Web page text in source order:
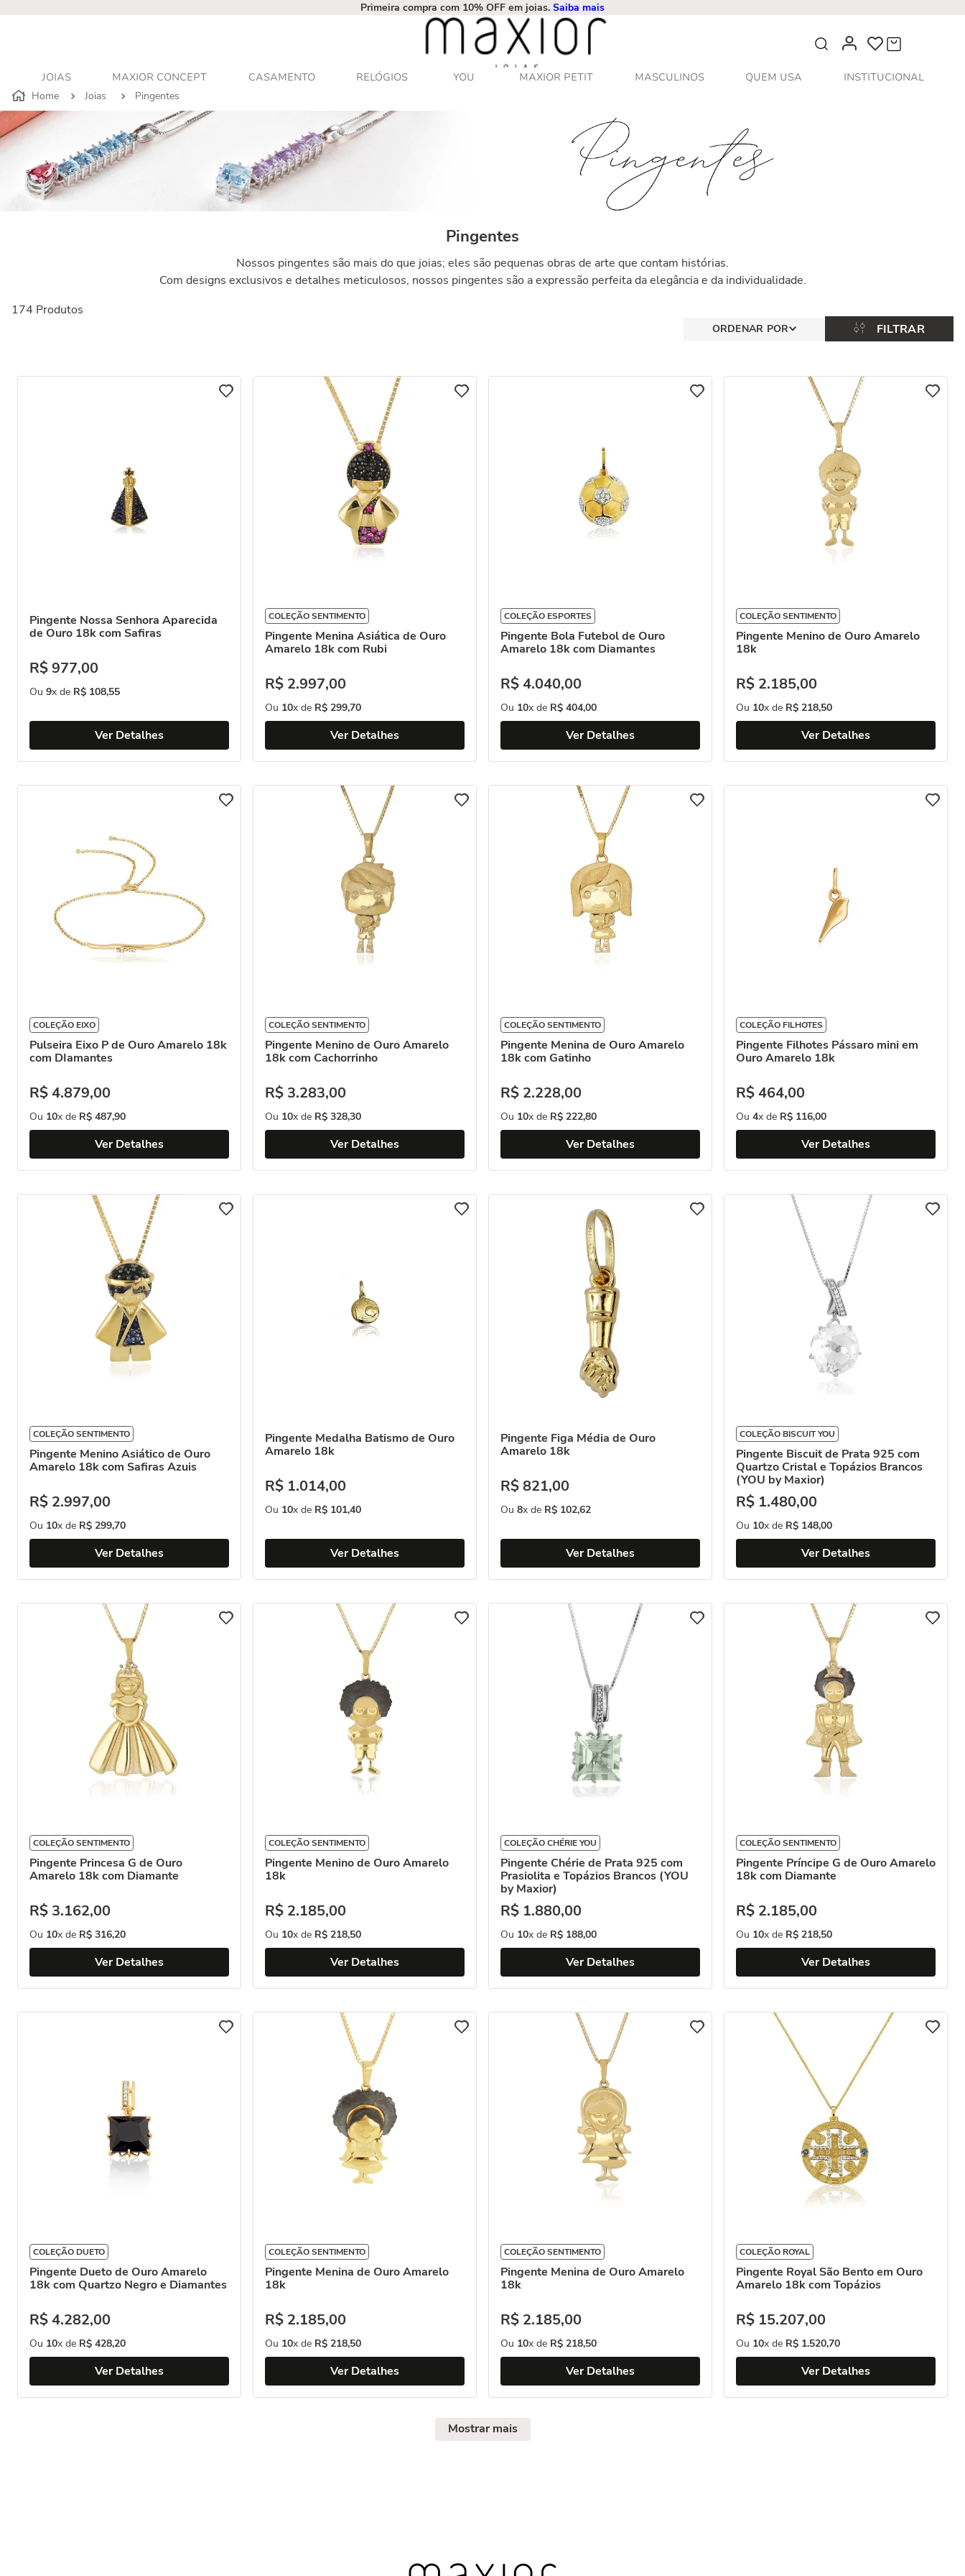
Primeira compra com 10% OFF em joias. Saiba mais
O que você procura?
JOIAS MAXIOR CONCEPT CASAMENTO RELÓGIOS YOU MAXIOR PETIT MASCULINOS QUEM USA
INSTITUCIONAL
Joias
Pingentes
Pingentes
Nossos pingentes são mais do que joias; eles são pequenas obras de arte que contam histórias.
Com designs exclusivos e detalhes meticulosos, nossos pingentes são a expressão perfeita da elegância e da individualidade.
174 Produtos
FILTRAR
Pingente Nossa Senhora Aparecida
de Ouro 18k com Safiras
R$977,00
Ou 9x de R$ 108,55
Ver Detalhes
COLEÇÃO SENTIMENTO
Pingente Menina Asiática de Ouro
Amarelo 18k com Rubi
R$ 2.997,00
Ou 10x de R$ 299,70
Ver Detalhes
COLEÇÃO ESPORTES
Pingente Bola Futebol de Ouro
Amarelo 18k com Diamantes
R$4.040,00
Ou 10x de R$ 404,00
Ver Detalhes
COLEÇÃO SENTIMENTO
Pingente Menino de Ouro Amarelo
18k
R$ 2.185,00
Ou 10x de R$ 218,50
Ver Detalhes
COLEÇÃO EIXO
Pulseira Eixo P de Ouro Amarelo 18k
com DIamantes
R$4.879,00
Ou 10x de R$ 487,90
Ver Detalhes
COLEÇÃO SENTIMENTO
Pingente Menino de Ouro Amarelo
18k com Cachorrinho
R$ 3.283,00
Ou 10x de R$ 328,30
Ver Detalhes
COLEÇÃO SENTIMENTO
Pingente Menina de Ouro Amarelo
18k com Gatinho
R$ 2.228,00
Ou 10x de R$ 222,80
Ver Detalhes
COLEÇÃO FILHOTES
Pingente Filhotes Pássaro mini em
Ouro Amarelo 18k
R$464,00
Ou 4x de R$ 116,00
Ver Detalhes
COLEÇÃO SENTIMENTO
Pingente Menino Asiático de Ouro
Amarelo 18k com Safiras Azuis
R$ 2.997,00
Ou 10x de R$ 299,70
Ver Detalhes
Pingente Medalha Batismo de Ouro
Amarelo 18k
R$ 1.014,00
Ou 10x de R$ 101,40
Ver Detalhes
Pingente Figa Média de Ouro
Amarelo 18k
R$821,00
Ou 8x de R$ 102,62
Ver Detalhes
COLEÇÃO BISCUIT YOU
Pingente Biscuit de Prata 925 com
Quartzo Cristal e Topázios Brancos
(YOU by Maxior)
R$ 1.480,00
Ou 10x de R$ 148,00
Ver Detalhes
COLEÇÃO SENTIMENTO
Pingente Princesa G de Ouro
Amarelo 18k com Diamante
R$ 3.162,00
Ou 10x de R$ 316,20
Ver Detalhes
COLEÇÃO SENTIMENTO
Pingente Menino de Ouro Amarelo
18k
R$ 2.185,00
Ou 10x de R$ 218,50
Ver Detalhes
COLEÇÃO CHÉRIE YOU
Pingente Chérie de Prata 925 com
Prasiolita e Topázios Brancos (YOU
by Maxior)
R$ 1.880,00
Ou 10x de R$ 188,00
Ver Detalhes
COLEÇÃO SENTIMENTO
Pingente Príncipe G de Ouro Amarelo
18k com Diamante
R$ 2.185,00
Ou 10x de R$ 218,50
Ver Detalhes
COLEÇÃO DUETO
Pingente Dueto de Ouro Amarelo
18k com Quartzo Negro e Diamantes
R$4.282,00
Ou 10x de R$ 428,20
Ver Detalhes
COLEÇÃO SENTIMENTO
Pingente Menina de Ouro Amarelo
18k
R$ 2.185,00
Ou 10x de R$ 218,50
Ver Detalhes
COLEÇÃO SENTIMENTO
Pingente Menina de Ouro Amarelo
18k
R$ 2.185,00
Ou 10x de R$ 218,50
Ver Detalhes
COLEÇÃO ROYAL
Pingente Royal São Bento em Ouro
Amarelo 18k com Topázios
R$ 15.207,00
Ou 10x de R$ 1.520,70
Ver Detalhes
Mostrar mais